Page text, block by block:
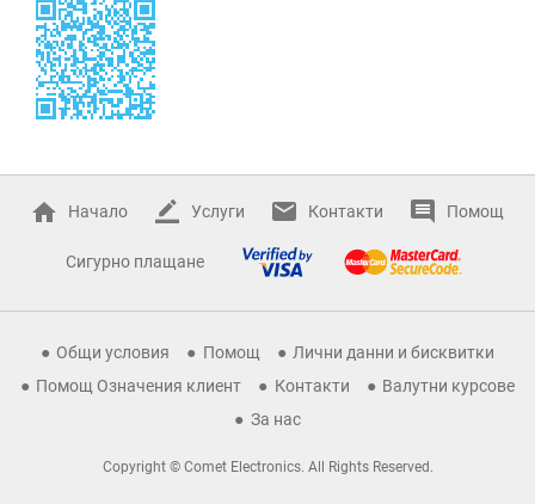
Начало Услуги Контакти Помощ
Сигурно плащане
Общи условия Помощ
Лични данни и бисквитки
Помощ Означения клиент
Контакти
Валутни курсове
За нас
Copyright © Comet Electronics. All Rights Reserved.